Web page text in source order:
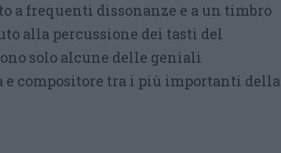
a frequenti dissonanze e a un timbro
alla percussione dei tasti del
solo alcune delle geniali
compositore tra i più importanti della